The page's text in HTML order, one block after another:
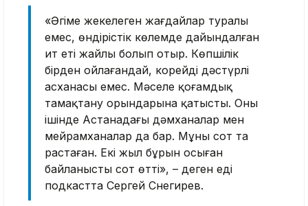
«Әңгіме жекелеген жағдайлар туралы
емес, өндірістік көлемде дайындалған
ит еті жайлы болып отыр. Көпшілік
бірден ойлағандай, корейдің дәстүрлі
асханасы емес. Мәселе қоғамдық
тамақтану орындарына қатысты. Оның
ішінде Астанадағы дәмханалар мен
мейрамханалар да бар. Мұны сот та
растаған. Екі жыл бұрын осыған
байланысты сот өтті», – деген еді
подкастта Сергей Снегирев.